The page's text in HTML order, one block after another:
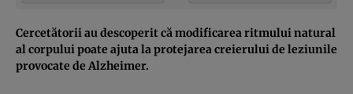
Cercetătorii au descoperit că modificarea ritmului natural
al corpului poate ajuta la protejarea creierului de leziunile
provocate de Alzheimer.